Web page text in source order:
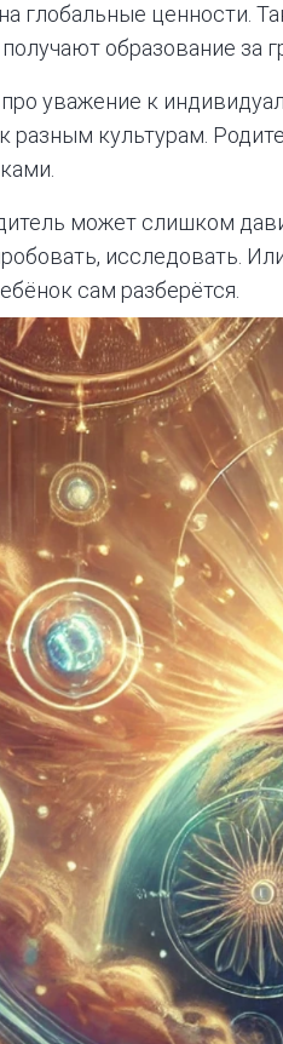
глобальные ценности.
образование за
уважение к
разным культурам.
может слишком
исследовать.
сам разберётся.